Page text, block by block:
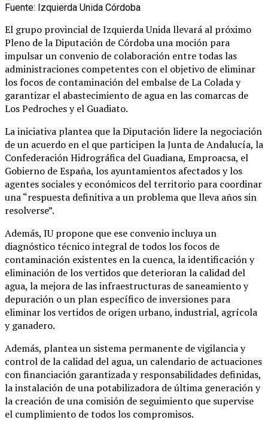
Fuente: Izquierda Unida Córdoba
El grupo provincial de Izquierda Unida llevará al próximo
Pleno de la Diputación de Córdoba una moción para
impulsar un convenio de colaboración entre todas las
administraciones competentes con el objetivo de eliminar
los focos de contaminación del embalse de La Colada y
garantizar el abastecimiento de agua en las comarcas de
Los Pedroches y el Guadiato.
La iniciativa plantea que la Diputación lidere la negociación
de un acuerdo en el que participen la Junta de Andalucía, la
Confederación Hidrográfica del Guadiana, Emproacsa, el
Gobierno de España, los ayuntamientos afectados y los
agentes sociales y económicos del territorio para coordinar
una “respuesta definitiva a un problema que lleva años sin
resolverse”.
Además, IU propone que ese convenio incluya un
diagnóstico técnico integral de todos los focos de
contaminación existentes en la cuenca, la identificación y
eliminación de los vertidos que deterioran la calidad del
agua, la mejora de las infraestructuras de saneamiento y
depuración o un plan específico de inversiones para
eliminar los vertidos de origen urbano, industrial, agrícola
y ganadero.
Además, plantea un sistema permanente de vigilancia y
control de la calidad del agua, un calendario de actuaciones
con financiación garantizada y responsabilidades definidas,
la instalación de una potabilizadora de última generación y
la creación de una comisión de seguimiento que supervise
el cumplimiento de todos los compromisos.